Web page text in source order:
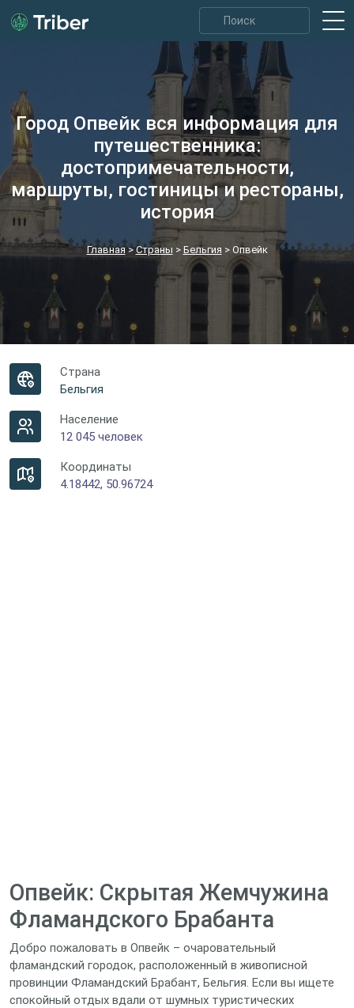
Город Опвейк вся информация для
путешественника:
достопримечательности,
маршруты, гостиницы и рестораны,
история
Главная>Страны > Бельгия > Опвейк
Страна
Бельгия
Население
12 045 человек
Координаты
4.18442, 50.96724
Опвейк: Скрытая Жемчужина
Фламандского Брабанта
Добро пожаловать в Опвейк – очаровательный
фламандский городок, расположенный в живописной
провинции Фламандский Брабант, Бельгия. Если вы ищете
спокойный отдых вдали от шумных туристических